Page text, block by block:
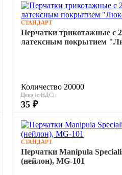
СТАНДАРТ
Перчатки трикотажные с
латексным покрытием
Количество 20000
Цена (с НДС):
35 ₽
СТАНДАРТ
Перчатки Manipula
(нейлон), MG-101